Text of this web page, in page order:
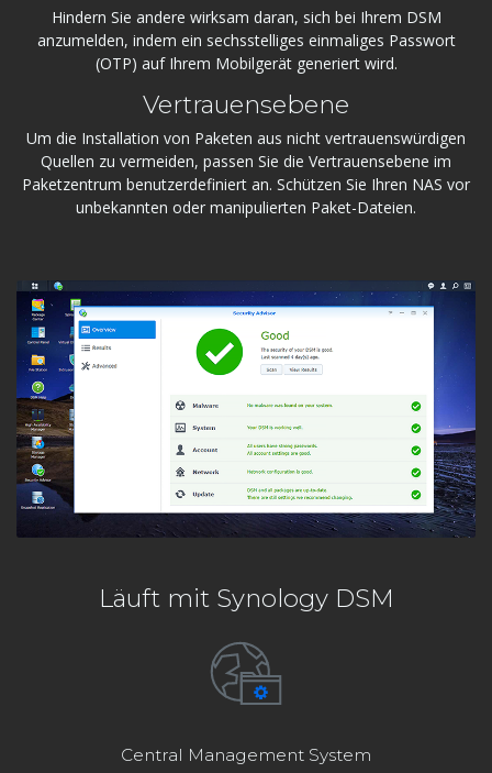
Hindern Sie andere wirksam daran, sich bei Ihrem DSM
anzumelden, indem ein sechsstelliges einmaliges Passwort
(OTP) auf Ihrem Mobilgerät generiert wird.
Vertrauensebene
Um die Installation von Paketen aus nicht vertrauenswürdigen
Quellen zu vermeiden, passen Sie die Vertrauensebene im
Paketzentrum benutzerdefiniert an. Schützen Sie Ihren NAS vor
unbekannten oder manipulierten Paket-Dateien.
Läuft mit Synology DSM
Central Management System